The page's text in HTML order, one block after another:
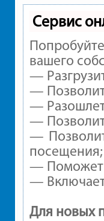
Сервис
вашего
—
— Позволит
—
— Позволит
—
посещения;
— Поможет
—
Для новых